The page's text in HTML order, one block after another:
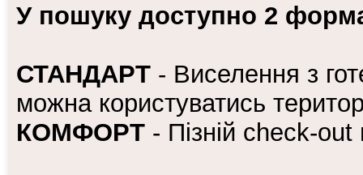
У пошуку доступно 2
СТАНДАРТ - Виселення з
можна користуватись
КОМФОРТ - Пізній check-